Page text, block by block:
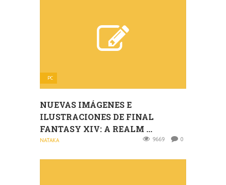
PC
NUEVAS IMÁGENES E
ILUSTRACIONES DE FINAL
FANTASY XIV: A REALM ...
NATAKA 9669 0